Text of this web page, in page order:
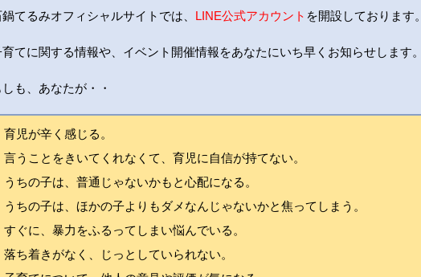
てるみオフィシャルサイトでは、 LINE公式アカウント を開設しております。
てに関する情報や、イベント開催情報をあなたにいち早くお知らせします。
しも、あなたが・・
育児が辛く感じる。
言うことをきいてくれなくて、育児に自信が持てない。
うちの子は、普通じゃないかもと心配になる。
うちの子は、ほかの子よりもダメなんじゃないかと焦ってしまう。
すぐに、暴力をふるってしまい悩んでいる。
落ち着きがなく、じっとしていられない。